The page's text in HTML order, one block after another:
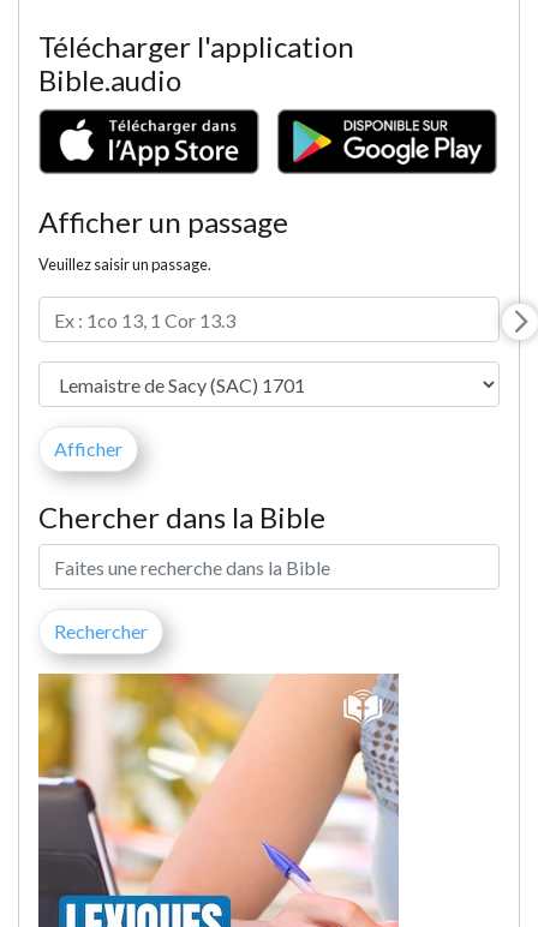
Télécharger l'application
Bible.audio
Afficher un passage
Veuillez saisir un passage.
Chercher dans la Bible